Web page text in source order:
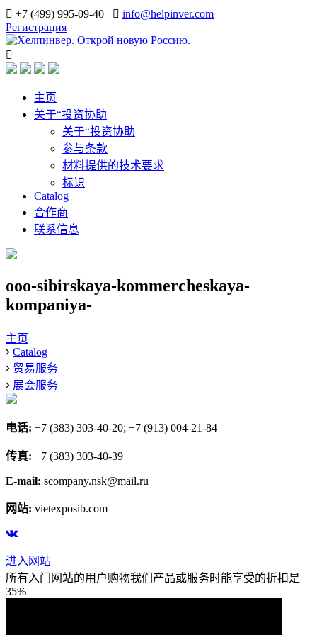
+7 (499) 995-09-40
info@helpinver.com
Регистрация
主页
关于“投资协助
关于“投资协助
参与条款
材料提供的技术要求
标识
Catalog
合作商
联系信息
ooo-sibirskaya-kommercheskaya-
kompaniya-
主页
Catalog
贸易服务
展会服务
电话: +7 (383) 303-40-20; +7 (913) 004-21-84
传真: +7 (383) 303-40-39
E-mail: scompany.nsk@mail.ru
网站: vietexposib.com
进入网站
所有入门网站的用户购物我们产品或服务时能享受的折扣是
35%